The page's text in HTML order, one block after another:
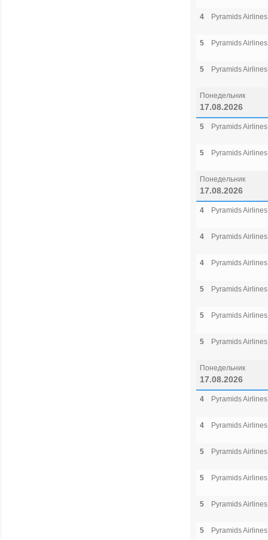
4 Pyramids Airlines
5 Pyramids Airlines
5 Pyramids Airlines
Понедельник
17.08.2026
5 Pyramids Airlines
5 Pyramids Airlines
Понедельник
17.08.2026
4 Pyramids Airlines
4 Pyramids Airlines
4 Pyramids Airlines
5 Pyramids Airlines
5 Pyramids Airlines
5 Pyramids Airlines
Понедельник
17.08.2026
4 Pyramids Airlines
4 Pyramids Airlines
5 Pyramids Airlines
5 Pyramids Airlines
5 Pyramids Airlines
5 Pyramids Airlines